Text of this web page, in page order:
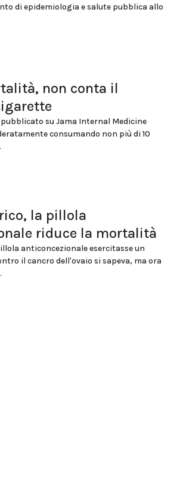
di epidemiologia e salute pubblica allo
non conta il
su Jama Internal Medicine
consumando non più di 10
la pillola
riduce la mortalità
anticoncezionale esercitasse un
il cancro dell'ovaio si sapeva, ma ora